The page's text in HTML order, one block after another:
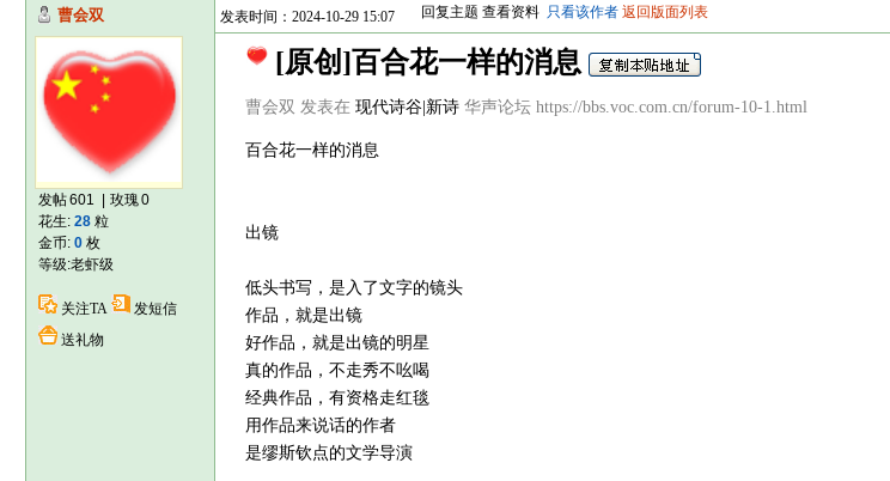
曹会双
发帖601 玫瑰0
花生: 28粒
金币: 0枚
等级:老虾级
关注TA
发短信
送礼物
发表时间：2024-10-29 15:07 回复主题 查看资料 只看该作者 返回版面列表
[原创]百合花一样的消息
曹会双 发表在 现代诗谷|新诗 华声论坛 https://bbs.voc.com.cn/forum-10-1.html
百合花一样的消息
出镜
低头书写，是入了文字的镜头
作品，就是出镜
好作品，就是出镜的明星
真的作品，不走秀不吆喝
经典作品，有资格走红毯
用作品来说话的作者
是缪斯钦点的文学导演